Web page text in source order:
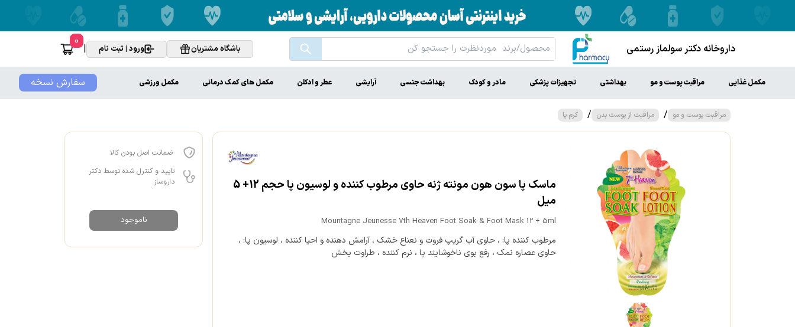
داروخانه دکتر سولماز رستمی باشگاه مشتریان ورود | ثبت نام |
0
سفارش نسخه مکمل غذایی مراقبت پوست و مو بهداشتی تجهیزات پزشکی مادر و کودک بهداشت جنسی آرایشی عطر و ادکلن مکمل های کمک درمانی مکمل ورزشی
مراقبت پوست و مو / مراقبت از پوست بدن / کرم پا
ماسک پا سون هون مونته ژنه حاوی مرطوب کننده و لوسیون پا حجم 12+ 5
میل
Mountagne Jeunesse 7th Heaven Foot Soak & Foot Mask 12 + 5ml
مرطوب کننده پا: ، حاوی آب گریپ فروت و نعناع خشک ، آرامش دهنده و احیا کننده ، لوسیون پا: ،
حاوی عصاره نمک ، رفع بوی ناخوشایند پا ، نرم کننده ، طراوت بخش
ضمانت اصل بودن کالا
تایید و کنترل شده توسط دکتر
داروساز
ناموجود